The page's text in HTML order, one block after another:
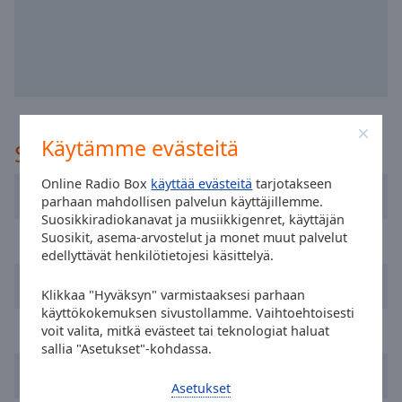
Käytämme evästeitä
Online Radio Box käyttää evästeitä tarjotakseen
parhaan mahdollisen palvelun käyttäjillemme.
Suosikkiradiokanavat ja musiikkigenret, käyttäjän
Suosikit, asema-arvostelut ja monet muut palvelut
edellyttävät henkilötietojesi käsittelyä.
Klikkaa "Hyväksyn" varmistaaksesi parhaan
käyttökokemuksen sivustollamme. Vaihtoehtoisesti
voit valita, mitkä evästeet tai teknologiat haluat
sallia "Asetukset"-kohdassa.
Asetukset
in-
Fullscreen
This
modal
window.
Beginning
dialog
window.
Suositeltu
Dublin's Q102
FM104 Radio
RTÉ Radio 1